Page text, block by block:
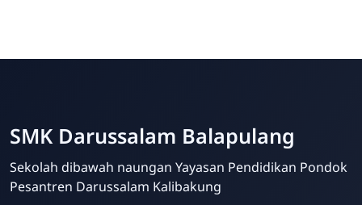
SMK Darussalam Balapulang
Sekolah dibawah naungan Yayasan Pendidikan Pondok
Pesantren Darussalam Kalibakung